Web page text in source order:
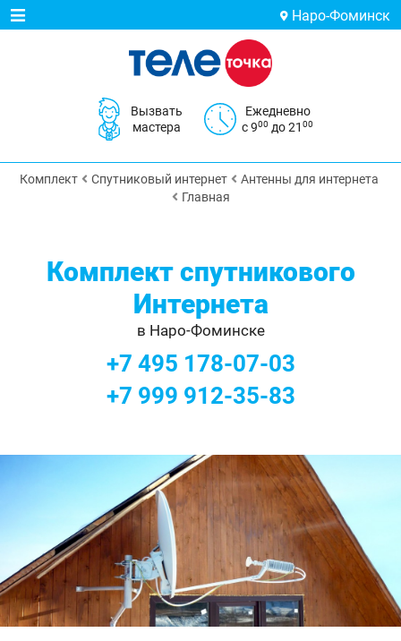
Наро-Фоминск
Вызвать
мастера
Ежедневно
с 900 до 2100
Комплект Спутниковый интернет
Антенны для интернета
Главная
Комплект спутникового
Интернета
в Наро-Фоминске
+7 495 178-07-03
+7 999 912-35-83